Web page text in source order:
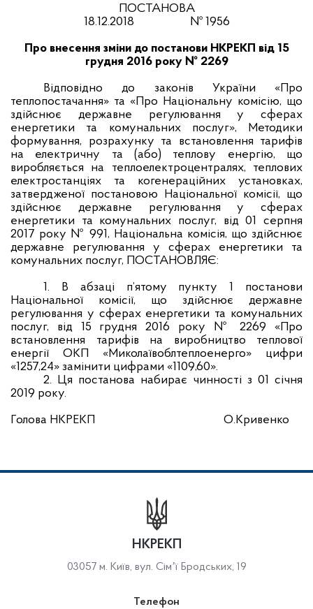
ПОСТАНОВА
18.12.2018 № 1956
Про внесення зміни до постанови НКРЕКП від 15
грудня 2016 року № 2269
Відповідно до законів України «Про
теплопостачання» та «Про Національну комісію, що
здійснює державне регулювання у сферах
енергетики та комунальних послуг», Методики
формування, розрахунку та встановлення тарифів
на електричну та (або) теплову енергію, що
виробляється на теплоелектроцентралях, теплових
електростанціях та когенераційних установках,
затвердженої постановою Національної комісії, що
здійснює державне регулювання у сферах
енергетики та комунальних послуг, від 01 серпня
2017 року № 991, Національна комісія, що здійснює
державне регулювання у сферах енергетики та
комунальних послуг, ПОСТАНОВЛЯЄ:
1. В абзаці п’ятому пункту 1 постанови
Національної комісії, що здійснює державне
регулювання у сферах енергетики та комунальних
послуг, від 15 грудня 2016 року № 2269 «Про
встановлення тарифів на виробництво теплової
енергії ОКП «Миколаївоблтеплоенерго» цифри
«1257,24» замінити цифрами «1109,60».
2. Ця постанова набирає чинності з 01 січня
2019 року.
Голова НКРЕКП
О.Кривенко
НКРЕКП
03057 м. Київ, вул. Сімʼї Бродських, 19
Телефон